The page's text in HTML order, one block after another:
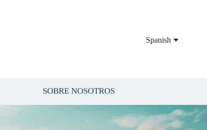
Spanish
SOBRE NOSOTROS